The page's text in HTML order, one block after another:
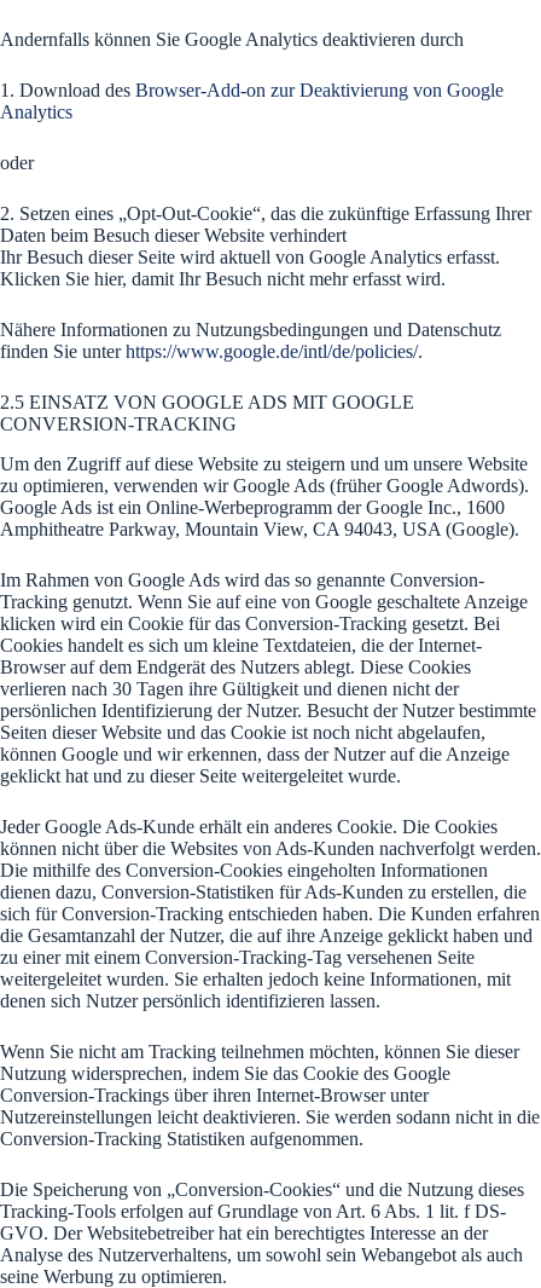
Andernfalls können Sie Google Analytics deaktivieren durch
1. Download des Browser-Add-on zur Deaktivierung von Google
Analytics
oder
2. Setzen eines „Opt-Out-Cookie“, das die zukünftige Erfassung Ihrer
Daten beim Besuch dieser Website verhindert
Ihr Besuch dieser Seite wird aktuell von Google Analytics erfasst.
Klicken Sie hier, damit Ihr Besuch nicht mehr erfasst wird.
Nähere Informationen zu Nutzungsbedingungen und Datenschutz
finden Sie unterhttps://www.google.de/intl/de/policies/.
2.5 EINSATZ VON GOOGLE ADS MIT GOOGLE
CONVERSION-TRACKING
Um den Zugriff auf diese Website zu steigern und um unsere Website
zu optimieren, verwenden wir Google Ads (früher Google Adwords).
Google Ads ist ein Online-Werbeprogramm der Google Inc., 1600
Amphitheatre Parkway, Mountain View, CA 94043, USA (Google).
Im Rahmen von Google Ads wird das so genannte Conversion-
Tracking genutzt. Wenn Sie auf eine von Google geschaltete Anzeige
klicken wird ein Cookie für das Conversion-Tracking gesetzt. Bei
Cookies handelt es sich um kleine Textdateien, die der Internet-
Browser auf dem Endgerät des Nutzers ablegt. Diese Cookies
verlieren nach 30 Tagen ihre Gültigkeit und dienen nicht der
persönlichen Identifizierung der Nutzer. Besucht der Nutzer bestimmte
Seiten dieser Website und das Cookie ist noch nicht abgelaufen,
können Google und wir erkennen, dass der Nutzer auf die Anzeige
geklickt hat und zu dieser Seite weitergeleitet wurde.
Jeder Google Ads-Kunde erhält ein anderes Cookie. Die Cookies
können nicht über die Websites von Ads-Kunden nachverfolgt werden.
Die mithilfe des Conversion-Cookies eingeholten Informationen
dienen dazu, Conversion-Statistiken für Ads-Kunden zu erstellen, die
sich für Conversion-Tracking entschieden haben. Die Kunden erfahren
die Gesamtanzahl der Nutzer, die auf ihre Anzeige geklickt haben und
zu einer mit einem Conversion-Tracking-Tag versehenen Seite
weitergeleitet wurden. Sie erhalten jedoch keine Informationen, mit
denen sich Nutzer persönlich identifizieren lassen.
Wenn Sie nicht am Tracking teilnehmen möchten, können Sie dieser
Nutzung widersprechen, indem Sie das Cookie des Google
Conversion-Trackings über ihren Internet-Browser unter
Nutzereinstellungen leicht deaktivieren. Sie werden sodann nicht in die
Conversion-Tracking Statistiken aufgenommen.
Die Speicherung von „Conversion-Cookies“ und die Nutzung dieses
Tracking-Tools erfolgen auf Grundlage von Art. 6 Abs. 1 lit. f DS-
GVO. Der Websitebetreiber hat ein berechtigtes Interesse an der
Analyse des Nutzerverhaltens, um sowohl sein Webangebot als auch
seine Werbung zu optimieren.